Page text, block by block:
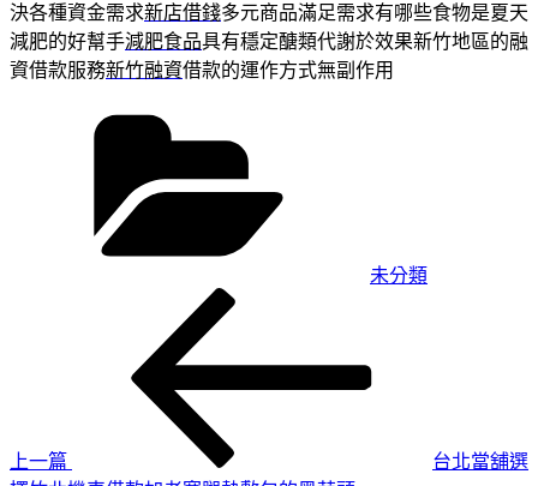
決各種資金需求新店借錢多元商品滿足需求有哪些食物是夏天
減肥的好幫手減肥食品具有穩定醣類代謝於效果新竹地區的融
資借款服務新竹融資借款的運作方式無副作用
未分類
上一篇
台北當舖選